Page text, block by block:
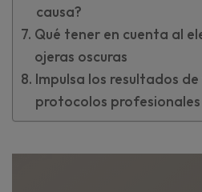
causa?
Qué tener en cuenta al
ojeras oscuras
Impulsa los resultados
protocolos